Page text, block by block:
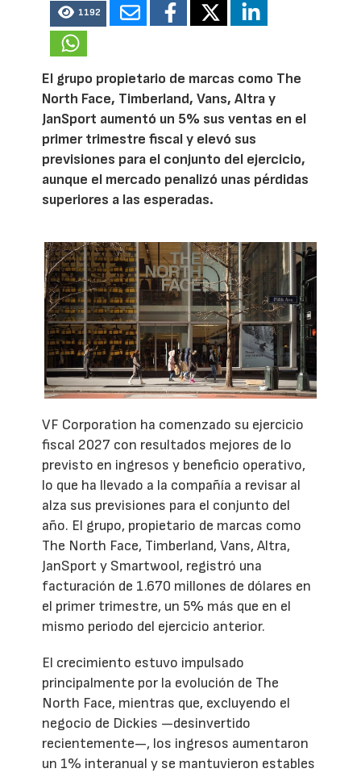
1192
El grupo propietario de marcas como The
North Face, Timberland, Vans, Altra y
JanSport aumentó un 5% sus ventas en el
primer trimestre fiscal y elevó sus
previsiones para el conjunto del ejercicio,
aunque el mercado penalizó unas pérdidas
superiores a las esperadas.
VF Corporation ha comenzado su ejercicio
fiscal 2027 con resultados mejores de lo
previsto en ingresos y beneficio operativo,
lo que ha llevado a la compañía a revisar al
alza sus previsiones para el conjunto del
año. El grupo, propietario de marcas como
The North Face, Timberland, Vans, Altra,
JanSport y Smartwool, registró una
facturación de 1.670 millones de dólares en
el primer trimestre, un 5% más que en el
mismo periodo del ejercicio anterior.
El crecimiento estuvo impulsado
principalmente por la evolución de The
North Face, mientras que, excluyendo el
negocio de Dickies —desinvertido
recientemente—, los ingresos aumentaron
un 1% interanual y se mantuvieron estables